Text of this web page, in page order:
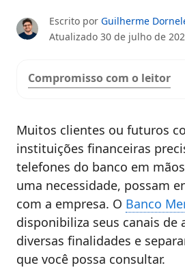
Escrito por Guilherme
Atualizado 30 de julho de
Compromisso com o leitor
Muitos clientes ou futuros
instituições financeiras
telefones do banco em
uma necessidade, possam
com a empresa. O Banco
disponibiliza seus canais de
diversas finalidades e
que você possa consultar.